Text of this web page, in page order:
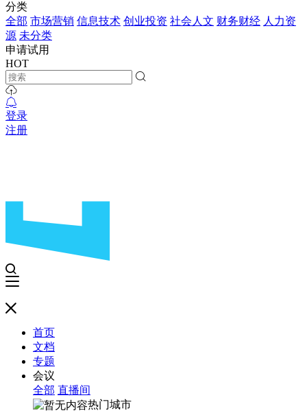
分类
全部 市场营销 信息技术 创业投资 社会人文 财务财经 人力资
源 未分类
申请试用
HOT
登录
注册
首页
文档
专题
会议
全部 直播间
热门城市